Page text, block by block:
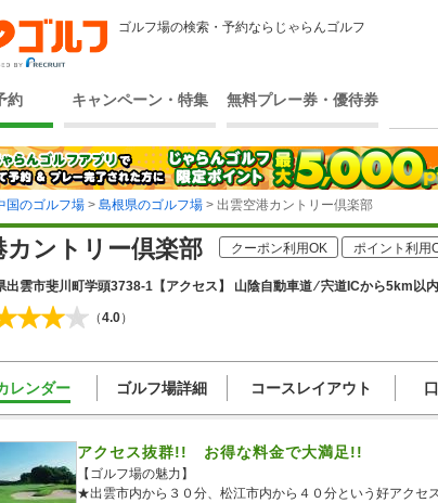
ゴルフ場の検索・予約ならじゃらんゴルフ
約 キャンペーン・特集 無料プレー券・優待券
国のゴルフ場 > 島根県のゴルフ場 > 出雲空港カントリー倶楽部
カントリー倶楽部 クーポン利用OK ポイント利用
出雲市斐川町学頭3738-1 【アクセス】 山陰自動車道 ⁄ 宍道ICから5km以内
（4.0）
レンダー ゴルフ場詳細 コースレイアウト
アクセス抜群!! お得な料金で大満足!!
【ゴルフ場の魅力】
★出雲市内から３０分、松江市内から４０分という好アクセス